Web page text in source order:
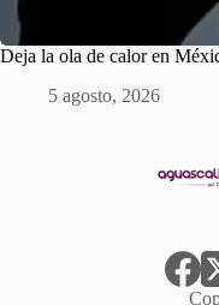
Deja la ola de calor en
5 agosto, 2026